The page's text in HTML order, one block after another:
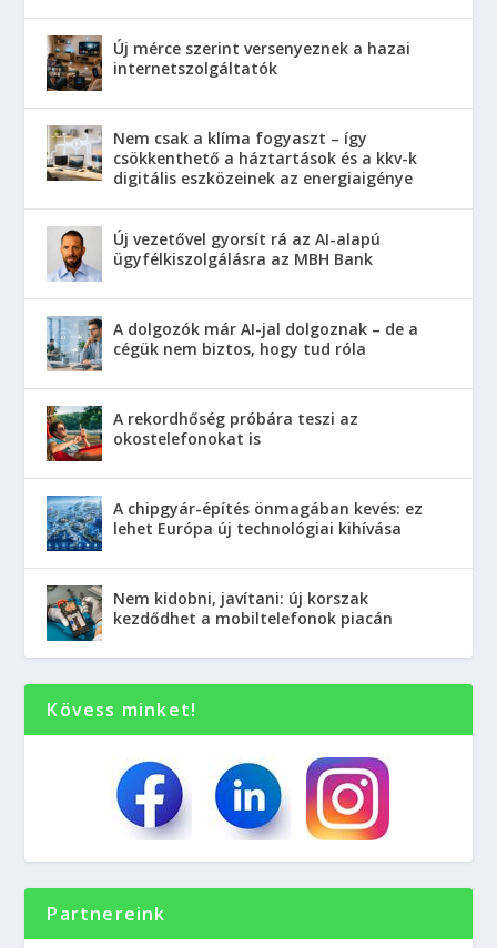
Új mérce szerint versenyeznek a hazai
internetszolgáltatók
Nem csak a klíma fogyaszt – így
csökkenthető a háztartások és a kkv-k
digitális eszközeinek az energiaigénye
Új vezetővel gyorsít rá az AI-alapú
ügyfélkiszolgálásra az MBH Bank
A dolgozók már AI-jal dolgoznak – de a
cégük nem biztos, hogy tud róla
A rekordhőség próbára teszi az
okostelefonokat is
A chipgyár-építés önmagában kevés: ez
lehet Európa új technológiai kihívása
Nem kidobni, javítani: új korszak
kezdődhet a mobiltelefonok piacán
Kövess minket!
Partnereink